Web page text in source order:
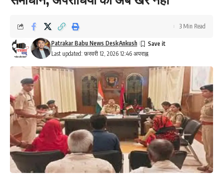
Last updated: फ़रवरी 12, 2026 12:46 अपराह्न
Patrakar Babu News DeskAnkush
3 Min Read